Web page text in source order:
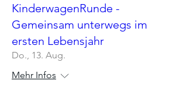
KinderwagenRunde -
Gemeinsam unterwegs im
ersten Lebensjahr
Do., 13. Aug.
Mehr Infos